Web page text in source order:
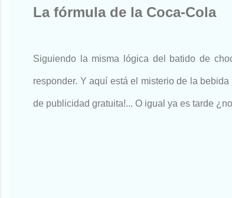
La fórmula de la Coca-Cola
Siguiendo la misma lógica del batido de
responder. Y aquí está el misterio de la
de publicidad gratuita!... O igual ya es tarde